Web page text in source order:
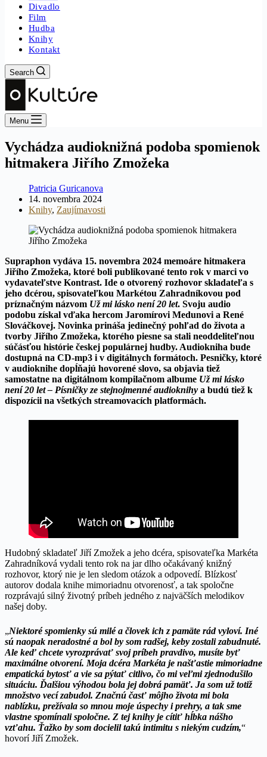
Divadlo
Film
Hudba
Knihy
Kontakt
Search
Menu
Vychádza audioknižná podoba spomienok
hitmakera Jiřího Zmožeka
Patricia Guricanova
14. novembra 2024
Knihy, Zaujímavosti
Supraphon vydáva 15. novembra 2024 memoáre hitmakera
Jiřího Zmožeka, ktoré boli publikované tento rok v marci vo
vydavateľstve Kontrast. Ide o otvorený rozhovor skladateľa s
jeho dcérou, spisovateľkou Markétou Zahradníkovou pod
príznačným názvom Už mi lásko není 20 let. Svoju audio
podobu získal vďaka hercom Jaromírovi Medunovi a René
Slováčkovej. Novinka prináša jedinečný pohľad do života a
tvorby Jiřího Zmožeka, ktorého piesne sa stali neoddeliteľnou
súčásťou histórie českej populárnej hudby. Audiokniha bude
dostupná na CD-mp3 i v digitálnych formátoch. Pesničky, ktoré
v audioknihe dopĺňajú hovorené slovo, sa objavia tiež
samostatne na digitálnom kompilačnom albume Už mi lásko
není 20 let – Písničky ze stejnojmenné audioknihy a budú tiež k
dispozícii na všetkých streamovacích platformách.
Hudobný skladateľ Jiří Zmožek a jeho dcéra, spisovateľka Markéta
Zahradníková vydali tento rok na jar dlho očakávaný knižný
rozhovor, ktorý nie je len sledom otázok a odpovedí. Blízkosť
autorov dodala knihe mimoriadnu otvorenosť, a tak spoločne
rozprávajú silný životný príbeh jedného z najväčších melodikov
našej doby.
„Niektoré spomienky sú milé a človek ich z pamäte rád vyloví. Iné
sú naopak neradostné a bol by som radšej, keby zostali zabudnuté.
Ale keď chcete vyrozprávať svoj príbeh pravdivo, musíte byť
maximálne otvorení. Moja dcéra Markéta je našťastie mimoriadne
empatická bytosť a vie sa pýtať citlivo, čo mi veľmi zjednodušilo
situáciu. Ďalšiou výhodou bola jej dobrá pamäť. Ja som už totiž
množstvo vecí zabudol. Značnú časť môjho života mi bola
nablízku, prežívala so mnou moje úspechy i prehry, a tak sme
vlastne spomínali spoločne. Z tej knihy je cítiť hĺbka nášho
vzťahu. Ťažko by som docielil takú intimitu s niekým cudzím,“
hovorí Jiří Zmožek.